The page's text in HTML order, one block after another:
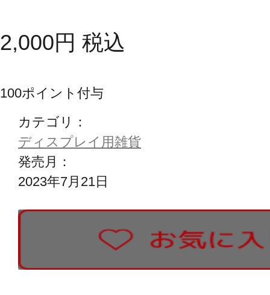
2,000円 税込
100ポイント付与
カテゴリ：
ディスプレイ用雑貨
発売月：
2023年7月21日